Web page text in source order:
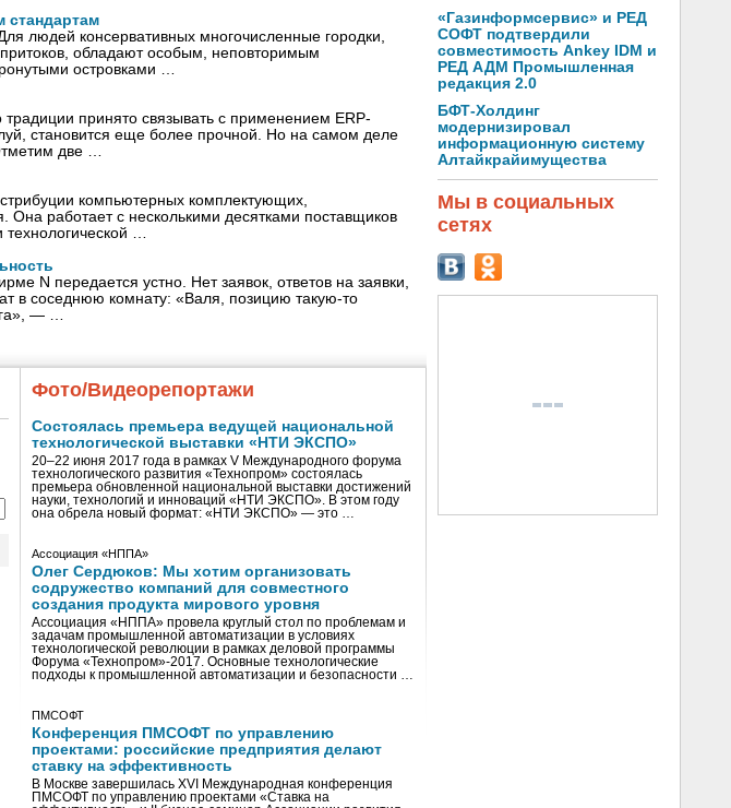
стандартам
людей консервативных многочисленные городки,
обладают особым, неповторимым
островками …
принято связывать с применением ERP-
становится еще более прочной. Но на самом деле
две …
компьютерных комплектующих,
работает с несколькими десятками поставщиков
технологической …
N передается устно. Нет заявок, ответов на заявки,
в соседнюю комнату: «Валя, позицию такую-то
— …
Фото/Видеорепортажи
Состоялась премьера ведущей национальной
технологической выставки «НТИ ЭКСПО»
20–22 июня 2017 года в рамках V Международного форума
технологического развития «Технопром» состоялась
премьера обновленной национальной выставки достижений
науки, технологий и инноваций «НТИ ЭКСПО». В этом году
она обрела новый формат: «НТИ ЭКСПО» — это …
Ассоциация «НППА»
Олег Сердюков: Мы хотим организовать
содружество компаний для совместного
создания продукта мирового уровня
Ассоциация «НППА» провела круглый стол по проблемам и
задачам промышленной автоматизации в условиях
технологической революции в рамках деловой программы
Форума «Технопром»-2017. Основные технологические
подходы к промышленной автоматизации и безопасности …
ПМСОФТ
Конференция ПМСОФТ по управлению
проектами: российские предприятия делают
ставку на эффективность
В Москве завершилась XVI Международная конференция
ПМСОФТ по управлению проектами «Ставка на
«Газинформсервис» и РЕД
СОФТ подтвердили
совместимость Ankey IDM и
РЕД АДМ Промышленная
редакция 2.0
БФТ-Холдинг
модернизировал
информационную систему
Алтайкрайимущества
Мы в социальных
сетях